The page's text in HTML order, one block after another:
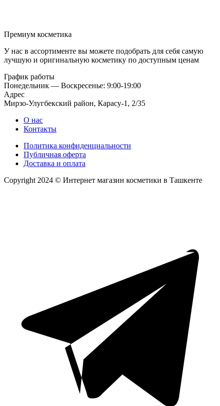
Премиум косметика
У нас в ассортименте вы можете подобрать для себя самую
лучшую и оригинальную косметику по доступным ценам
График работы
Понедельник — Воскресенье: 9:00-19:00
Адрес
Мирзо-Улугбекский район, Карасу-1, 2/35
О нас
Контакты
Политика конфиденциальности
Публичная оферта
Доставка и оплата
Copyright 2024 © Интернет магазин косметики в Ташкенте